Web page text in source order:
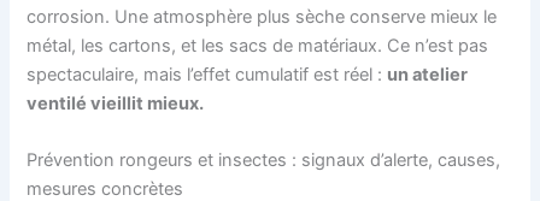
corrosion. Une atmosphère plus sèche conserve mieux le
métal, les cartons, et les sacs de matériaux. Ce n’est pas
spectaculaire, mais l’effet cumulatif est réel : un atelier
ventilé vieillit mieux.
Prévention rongeurs et insectes : signaux d’alerte, causes,
mesures concrètes